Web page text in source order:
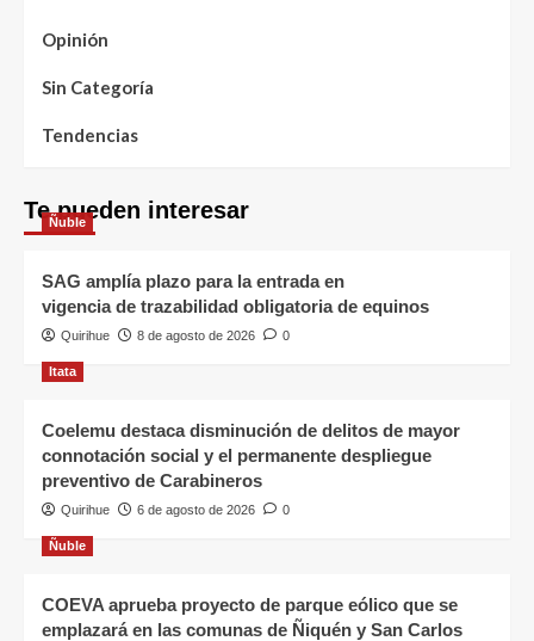
Opinión
Sin Categoría
Tendencias
Te pueden interesar
Ñuble
SAG amplía plazo para la entrada en
vigencia de trazabilidad obligatoria de equinos
Quirihue 8 de agosto de 2026 0
Itata
Coelemu destaca disminución de delitos de mayor
connotación social y el permanente despliegue
preventivo de Carabineros
Quirihue 6 de agosto de 2026 0
Ñuble
COEVA aprueba proyecto de parque eólico que se
emplazará en las comunas de Ñiquén y San Carlos